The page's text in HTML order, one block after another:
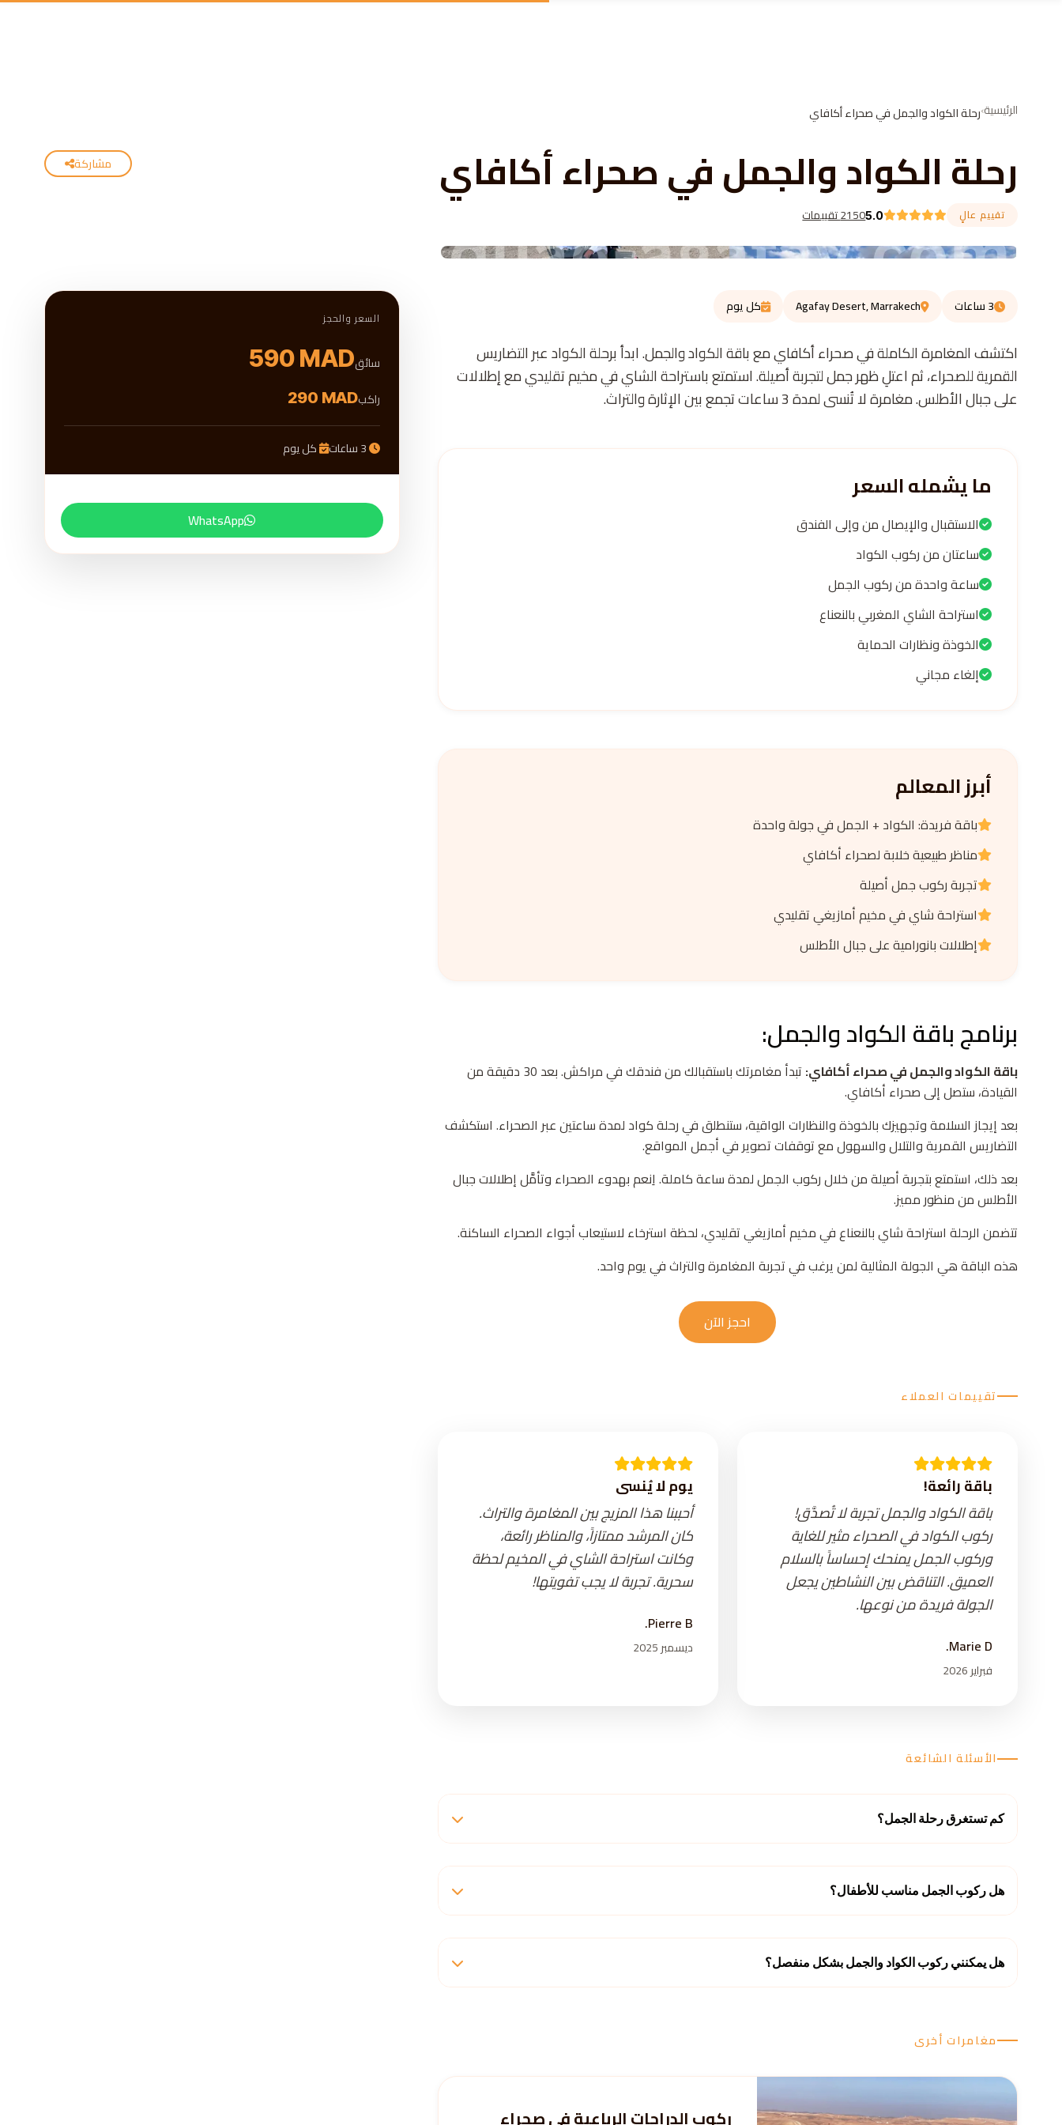
الرئيسية›رحلة الكواد والجمل في صحراء أكافاي
رحلة الكواد والجمل في صحراء أكافاي
تقييم عالٍ 5.02150 تقييمات
مشاركة
3 ساعات Agafay Desert, Marrakech كل يوم
اكتشف المغامرة الكاملة في صحراء أكافاي مع باقة الكواد والجمل. ابدأ برحلة الكواد عبر التضاريس
القمرية للصحراء، ثم اعتلِ ظهر جمل لتجربة أصيلة. استمتع باستراحة الشاي في مخيم تقليدي مع إطلالات
على جبال الأطلس. مغامرة لا تُنسى لمدة 3 ساعات تجمع بين الإثارة والتراث.
ما يشمله السعر
الاستقبال والإيصال من وإلى الفندق
ساعتان من ركوب الكواد
ساعة واحدة من ركوب الجمل
استراحة الشاي المغربي بالنعناع
الخوذة ونظارات الحماية
إلغاء مجاني
أبرز المعالم
باقة فريدة: الكواد + الجمل في جولة واحدة
مناظر طبيعية خلابة لصحراء أكافاي
تجربة ركوب جمل أصيلة
استراحة شاي في مخيم أمازيغي تقليدي
إطلالات بانورامية على جبال الأطلس
برنامج باقة الكواد والجمل:
باقة الكواد والجمل في صحراء أكافاي:
تبدأ مغامرتك باستقبالك من فندقك في مراكش. بعد 30 دقيقة من
القيادة، ستصل إلى صحراء أكافاي.
بعد إيجاز السلامة وتجهيزك بالخوذة والنظارات الواقية، ستنطلق في رحلة كواد لمدة ساعتين عبر الصحراء. استكشف
التضاريس القمرية والتلال والسهول مع توقفات تصوير في أجمل المواقع.
بعد ذلك، استمتع بتجربة أصيلة من خلال ركوب الجمل لمدة ساعة كاملة. اِنعم بهدوء الصحراء وتأمَّل إطلالات جبال
الأطلس من منظور مميز.
تتضمن الرحلة استراحة شاي بالنعناع في مخيم أمازيغي تقليدي، لحظة استرخاء لاستيعاب أجواء الصحراء الساكنة.
هذه الباقة هي الجولة المثالية لمن يرغب في تجربة المغامرة والتراث في يوم واحد.
احجز الآن
تقييمات العملاء
باقة رائعة!
باقة الكواد والجمل تجربة لا تُصدَّق!
ركوب الكواد في الصحراء مثير للغاية
وركوب الجمل يمنحك إحساساً بالسلام
العميق. التناقض بين النشاطين يجعل
الجولة فريدة من نوعها.
Marie D.
فبراير 2026
يوم لا يُنسى
أحببنا هذا المزيج بين المغامرة والتراث.
كان المرشد ممتازاً، والمناظر رائعة،
وكانت استراحة الشاي في المخيم لحظة
سحرية. تجربة لا يجب تفويتها!
Pierre B.
ديسمبر 2025
الأسئلة الشائعة
كم تستغرق رحلة الجمل؟
هل ركوب الجمل مناسب للأطفال؟
هل يمكنني ركوب الكواد والجمل بشكل منفصل؟
مغامرات أخرى
ركوب الدراجات الرباعية في صحراء
السعر والحجز
سائق590 MAD
راكب290 MAD
كل يوم
WhatsApp